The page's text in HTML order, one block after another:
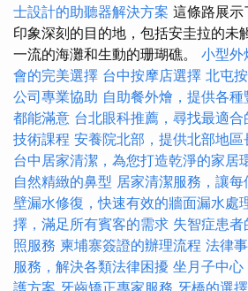
士設計的助聽器解決方案 這條路展示
印象深刻的目的地，包括安圭拉的未
一流的海灘和生動的珊瑚礁。 小型外
會的完美選擇 台中按摩店選擇 北屯
公司專業協助 自助餐外燴，提供各
都能滿意 台北眼科推薦，尋找最適合
技術課程 安養院北部，提供北部地
台中居家清潔，為您打造乾淨的家居
自然精緻的鼻型 居家清潔服務，讓
壁漏水修復，快速有效的牆面漏水處
擇，滿足所有賓客的需求 失智症患
照服務 柬埔寨簽證的辦理流程 法律
服務，解決各類法律困擾 坐月子中心
護方案 牙齒矯正專家服務 牙橋的選